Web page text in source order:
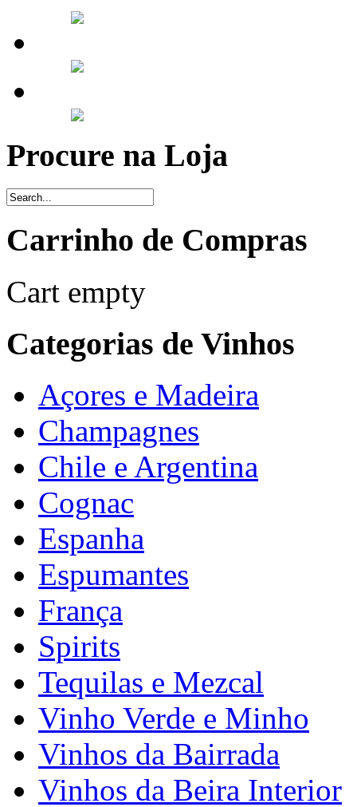
Procure na Loja
Carrinho de Compras
Cart empty
Categorias de Vinhos
Açores e Madeira
Champagnes
Chile e Argentina
Cognac
Espanha
Espumantes
França
Spirits
Tequilas e Mezcal
Vinho Verde e Minho
Vinhos da Bairrada
Vinhos da Beira Interior